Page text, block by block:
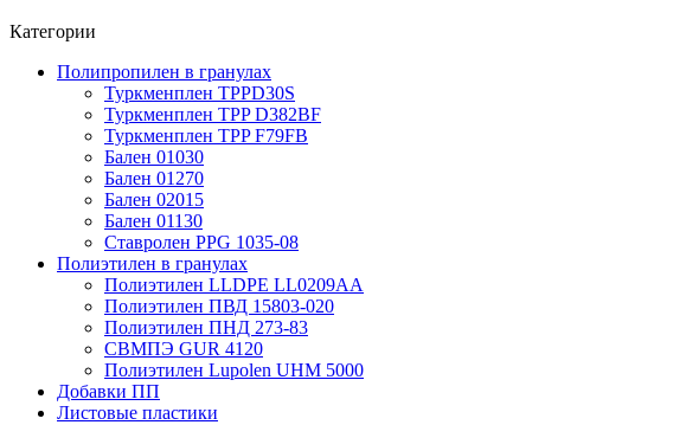
Категории
Полипропилен в гранулах
Туркменплен TPPD30S
Туркменплен TPP D382BF
Туркменплен TPP F79FB
Бален 01030
Бален 01270
Бален 02015
Бален 01130
Ставролен PPG 1035-08
Полиэтилен в гранулах
Полиэтилен LLDPE LL0209AA
Полиэтилен ПВД 15803-020
Полиэтилен ПНД 273-83
СВМПЭ GUR 4120
Полиэтилен Lupolen UHM 5000
Добавки ПП
Листовые пластики